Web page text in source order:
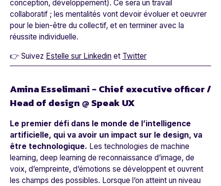
conception, développement). Ce sera un travail
collaboratif ; les mentalités vont devoir évoluer et oeuvrer
pour le bien-être du collectif, et en terminer avec la
réussite individuelle.
👉 Suivez Estelle sur Linkedin et Twitter
Amina Esselimani - Chief executive officer /
Head of design @ Speak UX
Le premier défi dans le monde de l’intelligence
artificielle, qui va avoir un impact sur le design, va
être technologique. Les technologies de machine
learning, deep learning de reconnaissance d’image, de
voix, d’empreinte, d’émotions se développent et ouvrent
les champs des possibles. Lorsque l’on atteint un niveau